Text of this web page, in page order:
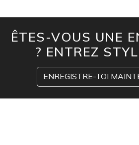
ÊTES-VOUS UNE
? ENTREZ
ENREGISTRE-TOI